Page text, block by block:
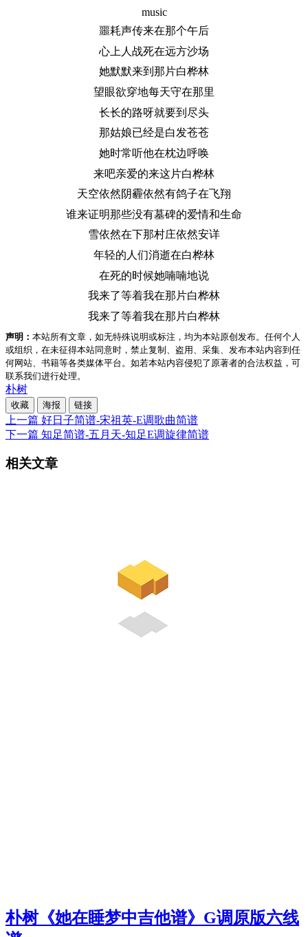
music
噩耗声传来在那个午后
心上人战死在远方沙场
她默默来到那片白桦林
望眼欲穿地每天守在那里
长长的路呀就要到尽头
那姑娘已经是白发苍苍
她时常听他在枕边呼唤
来吧亲爱的来这片白桦林
天空依然阴霾依然有鸽子在飞翔
谁来证明那些没有墓碑的爱情和生命
雪依然在下那村庄依然安详
年轻的人们消逝在白桦林
在死的时候她喃喃地说
我来了等着我在那片白桦林
我来了等着我在那片白桦林
声明： 本站所有文章，如无特殊说明或标注，均为本站原创发布。任何个人
或组织，在未征得本站同意时，禁止复制、盗用、采集、发布本站内容到任
何网站、书籍等各类媒体平台。如若本站内容侵犯了原著者的合法权益，可
联系我们进行处理。
朴树
收藏 海报 链接
上一篇 好日子简谱-宋祖英-E调歌曲简谱
下一篇 知足简谱-五月天-知足E调旋律简谱
相关文章
朴树《她在睡梦中吉他谱》G调原版六线